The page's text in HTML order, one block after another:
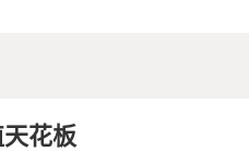
花板